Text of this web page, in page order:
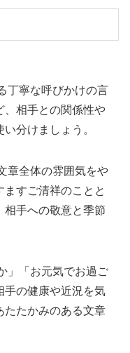
丁寧な呼びかけの言
、相手との関係性や
分けましょう。
章全体の雰囲気をや
すご清祥のことと
相手への敬意と季節
」「お元気でお過ご
手の健康や近況を気
たたかみのある文章